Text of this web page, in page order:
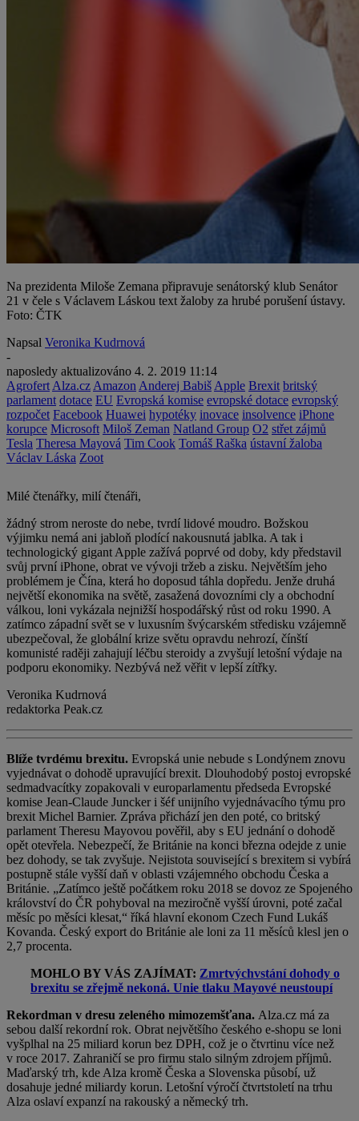
Na prezidenta Miloše Zemana připravuje senátorský klub Senátor
21 v čele s Václavem Láskou text žaloby za hrubé porušení ústavy.
Foto: ČTK
Napsal Veronika Kudrnová
-
naposledy aktualizováno 4. 2. 2019 11:14
Agrofert Alza.cz Amazon Anderej Babiš Apple Brexit britský
parlament dotace EU Evropská komise evropské dotace evropský
rozpočet Facebook Huawei hypotéky inovace insolvence iPhone
korupce Microsoft Miloš Zeman Natland Group O2 střet zájmů
Tesla Theresa Mayová Tim Cook Tomáš Raška ústavní žaloba
Václav Láska Zoot
Milé čtenářky, milí čtenáři,
žádný strom neroste do nebe, tvrdí lidové moudro. Božskou
výjimku nemá ani jabloň plodící nakousnutá jablka. A tak i
technologický gigant Apple zažívá poprvé od doby, kdy představil
svůj první iPhone, obrat ve vývoji tržeb a zisku. Největším jeho
problémem je Čína, která ho doposud táhla dopředu. Jenže druhá
největší ekonomika na světě, zasažená dovozními cly a obchodní
válkou, loni vykázala nejnižší hospodářský růst od roku 1990. A
zatímco západní svět se v luxusním švýcarském středisku vzájemně
ubezpečoval, že globální krize světu opravdu nehrozí, čínští
komunisté raději zahajují léčbu steroidy a zvyšují letošní výdaje na
podporu ekonomiky. Nezbývá než věřit v lepší zítřky.
Veronika Kudrnová
redaktorka Peak.cz
Blíže tvrdému brexitu. Evropská unie nebude s Londýnem znovu
vyjednávat o dohodě upravující brexit. Dlouhodobý postoj evropské
sedmadvacítky zopakovali v europarlamentu předseda Evropské
komise Jean-Claude Juncker i šéf unijního vyjednávacího týmu pro
brexit Michel Barnier. Zpráva přichází jen den poté, co britský
parlament Theresu Mayovou pověřil, aby s EU jednání o dohodě
opět otevřela. Nebezpečí, že Británie na konci března odejde z unie
bez dohody, se tak zvyšuje. Nejistota související s brexitem si vybírá
postupně stále vyšší daň v oblasti vzájemného obchodu Česka a
Británie. „Zatímco ještě počátkem roku 2018 se dovoz ze Spojeného
království do ČR pohyboval na meziročně vyšší úrovni, poté začal
měsíc po měsíci klesat,“ říká hlavní ekonom Czech Fund Lukáš
Kovanda. Český export do Británie ale loni za 11 měsíců klesl jen o
2,7 procenta.
MOHLO BY VÁS ZAJÍMAT: Zmrtvýchvstání dohody o
brexitu se zřejmě nekoná. Unie tlaku Mayové neustoupí
Rekordman v dresu zeleného mimozemšťana. Alza.cz má za
sebou další rekordní rok. Obrat největšího českého e-shopu se loni
vyšplhal na 25 miliard korun bez DPH, což je o čtvrtinu více než
v roce 2017. Zahraničí se pro firmu stalo silným zdrojem příjmů.
Maďarský trh, kde Alza kromě Česka a Slovenska působí, už
dosahuje jedné miliardy korun. Letošní výročí čtvrtstoletí na trhu
Alza oslaví expanzí na rakouský a německý trh.